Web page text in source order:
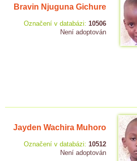
Bravin Njuguna Gichure
Označení v databázi: 10506
Není adoptován
Jayden Wachira Muhoro
Označení v databázi: 10512
Není adoptován